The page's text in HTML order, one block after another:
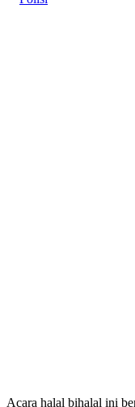
Acara halal bihalal ini